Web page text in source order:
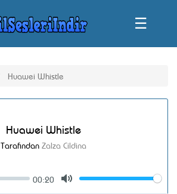
☰
Huawei Whistle
Huawei Whistle
Tarafından Zalza Cildina
00:20
Volume